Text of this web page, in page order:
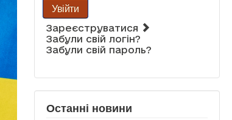
Увійти
Зареєструватися
Забули свій логін?
Забули свій пароль?
Останні новини